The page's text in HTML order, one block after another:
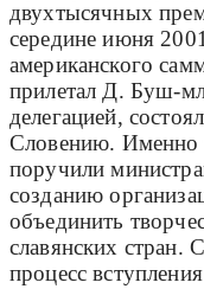
двухтысячных
середине июня
американского
прилетал Д. Буш-
делегацией,
Словению. Именно
поручили
созданию
объединить
славянских стран.
процесс